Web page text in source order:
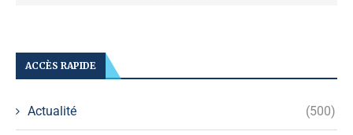
ACCÈS RAPIDE
Actualité (500)